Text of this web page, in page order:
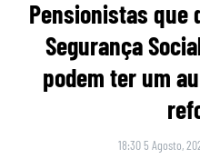
Pensionistas que
Segurança
podem ter um
18:30 5 Agosto,